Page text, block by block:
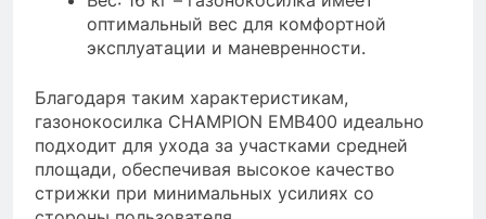
оптимальный вес для комфортной
эксплуатации и маневренности.
Благодаря таким характеристикам,
газонокосилка CHAMPION EMB400 идеально
подходит для ухода за участками средней
площади, обеспечивая высокое качество
стрижки при минимальных усилиях со